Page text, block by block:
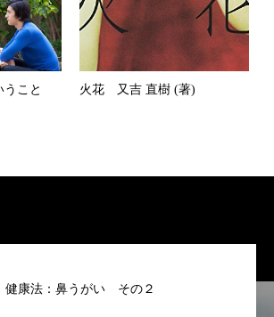
こと 火花 又吉 直樹 (著)
健康法：鼻うがい その２